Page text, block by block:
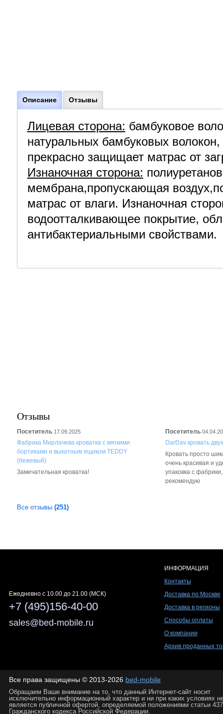
Описание Отзывы
Лицевая сторона: бамбуковое
натуральных бамбуковых
прекрасно защищает матрас от
Изнаночная сторона:
мембрана,пропускающая
матрас от влаги. Изнаночная
водоотталкивающее покрытие,
антибактериальными свойствами.
Отзывы
Посетитель 17.09.2025
Фабрика Мирлачева кроватка с мягкими
бортиками и выкатным ящиком TEDDY
(бежевый)
Замечательная кроватка!
Посетитель
DarDav кровать
Кровать просто
очень красивая и
упаковка с
рекомендую
Все отзывы (251)
Ежедневно c 10.00 до 21.00 (МСК)
+7 (495)156-40-00
sales@bed-mobile.ru
ИНФОРМАЦИЯ
Контакты
Доставка по Москве
Доставка в регионы
Способы оплаты
О компании
Архив проданных
Все права защищены © 2013-2026 bed-mobile
Обращаем Ваше внимание на то, что данный Интернет-сайт носит
исключительно информационный характер и ни при каких условиях
является публичной офертой, определяемой положениями статьи 437
Гражданского кодекса Российской Федерации.